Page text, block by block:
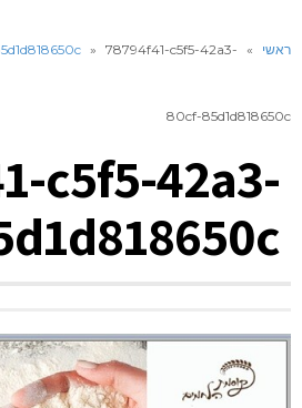
ראשי »
» 78794f41-c5f5-42a3-
80cf-85d1d818650c
c5f5-42a3-